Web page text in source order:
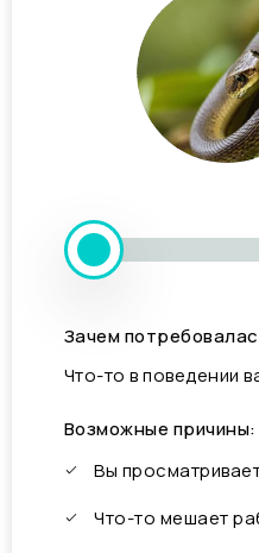
Зачем
Что-то в поведении
Возможные причины:
Вы
Что-то мешает